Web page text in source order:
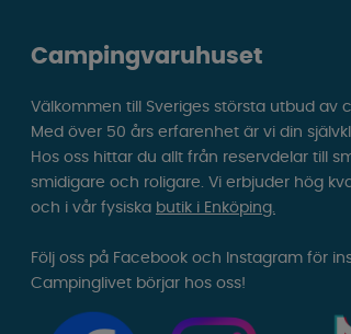
Campingvaruhuset
Välkommen till Sveriges största utbud av
Med över 50 års erfarenhet är vi din
Hos oss hittar du allt från reservdelar till
smidigare och roligare. Vi erbjuder hög
och i vår fysiska butik i Enköping.
Följ oss på Facebook och Instagram för
Campinglivet börjar hos oss!